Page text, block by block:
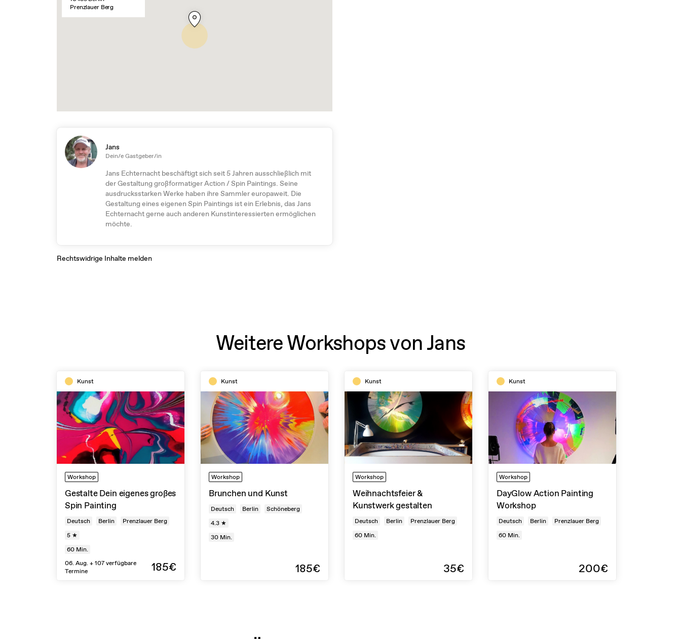
Prenzlauer Berg
Jans
Dein/e Gastgeber/in
Jans Echternacht beschäftigt sich seit 5 Jahren ausschließlich mit
der Gestaltung großformatiger Action / Spin Paintings. Seine
ausdrucksstarken Werke haben ihre Sammler europaweit. Die
Gestaltung eines eigenen Spin Paintings ist ein Erlebnis, das Jans
Echternacht gerne auch anderen Kunstinteressierten ermöglichen
möchte.
Rechtswidrige Inhalte melden
Weitere Workshops von Jans
Kunst
Workshop
Gestalte Dein eigenes großes
Spin Painting
Deutsch Berlin
Prenzlauer Berg
5 ★
60 Min.
06. Aug. + 107 verfügbare
Termine
185€
Kunst
Workshop
Brunchen und Kunst
Deutsch Berlin
Schöneberg
4.3 ★
30 Min.
185€
Kunst
Workshop
Weihnachtsfeier &
Kunstwerk gestalten
Deutsch Berlin
Prenzlauer Berg
60 Min.
35€
Kunst
Workshop
DayGlow Action Painting
Workshop
Deutsch Berlin
Prenzlauer Berg
60 Min.
200€